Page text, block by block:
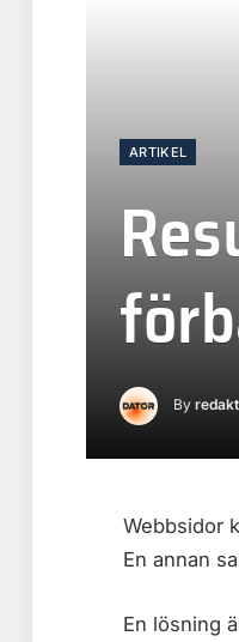
ARTIKEL
By
Webbsidor
En annan
En lösning